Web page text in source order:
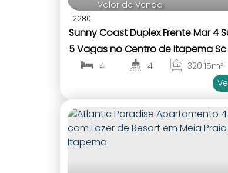
2280
Valor de Venda
Sunny Coast Duplex Frente Mar 4
5 Vagas no Centro de Itapema Sc
4 4 320.15m²